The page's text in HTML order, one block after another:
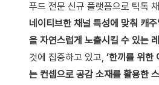
푸드 전문 신규 플랫폼으로 틱톡
네이티브한 채널 특성에 맞춰 캐
을 자연스럽게 노출시킬 수 있는
것에 집중하고 있고, ‘한끼를 위한
는 컨셉으로 공감 소재를 활용한